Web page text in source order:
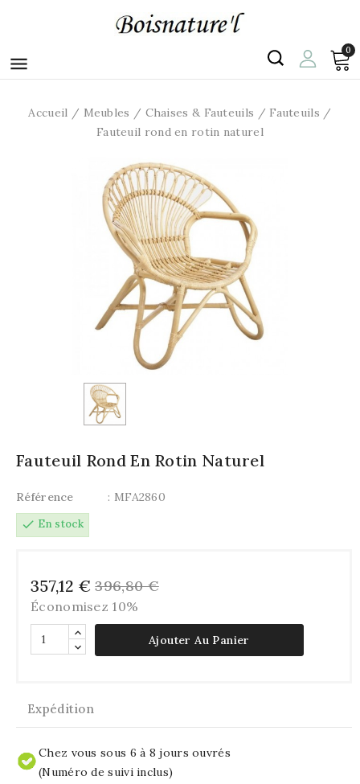

0
Accueil Meubles Chaises & Fauteuils
Fauteuils
Fauteuil rond en rotin naturel
Fauteuil Rond En Rotin Naturel
Référence
: MFA2860
check En stock
357,12 € 396,80 €
Économisez 10%
Ajouter Au Panier
Expédition
Chez vous sous 6 à 8 jours ouvrés
(Numéro de suivi inclus)